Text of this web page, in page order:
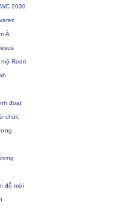
2030
Á
Rodri
đoạt
chức
đỗ mới